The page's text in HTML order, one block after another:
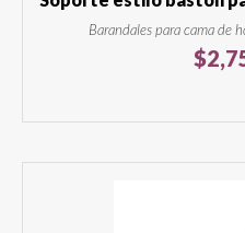
Barandales para cama de
$